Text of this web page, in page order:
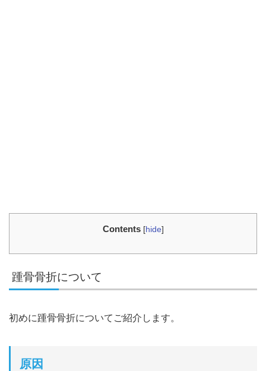
Contents [hide]
踵骨骨折について
初めに踵骨骨折についてご紹介します。
原因